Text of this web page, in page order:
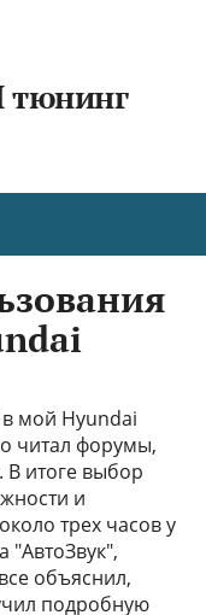
тюнинг
мой Hyundai
читал форумы,
В итоге выбор
и
трех часов у
"АвтоЗвук",
объяснил,
подробную